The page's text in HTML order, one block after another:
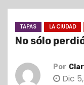
TAPAS LA CIUDAD
No sólo
Por
Dic